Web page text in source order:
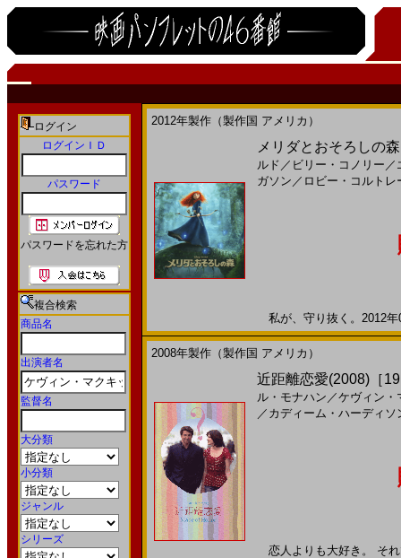
ログイン
ログインＩＤ
パスワード
パスワードを忘れた方
複合検索
商品名
出演者名
監督名
大分類
小分類
ジャンル
シリーズ
2012年製作（製作国 アメリカ）
メリダとおそろしの
ルド ／ ビリー・コノリー ／
ガソン ／ ロビー・コルト
私が、守り抜く。2012
2008年製作（製作国 アメリカ）
近距離恋愛(2008)［
ル・モナハン ／ケヴィン・
／ カディーム・ハーディソ
恋人よりも大好き。 そ